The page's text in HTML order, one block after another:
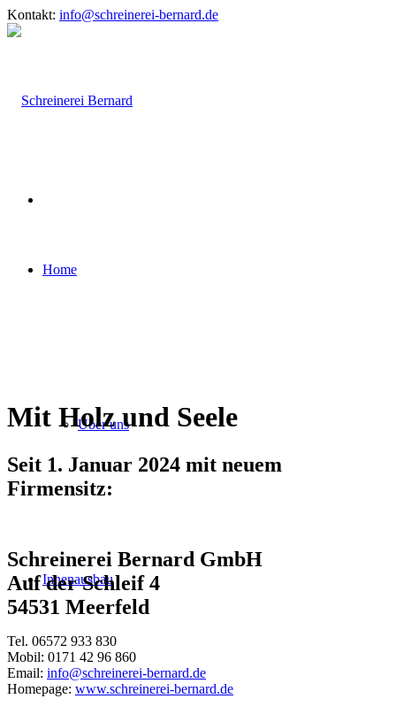
Kontakt: info@schreinerei-bernard.de
Home
Über uns
Innenausbau
Mit Holz und Seele
Seit 1. Januar 2024 mit neuem
Firmensitz:
Schreinerei Bernard GmbH
Auf der Schleif 4
54531 Meerfeld
Tel. 06572 933 830
Mobil: 0171 42 96 860
Email: info@schreinerei-bernard.de
Homepage: www.schreinerei-bernard.de